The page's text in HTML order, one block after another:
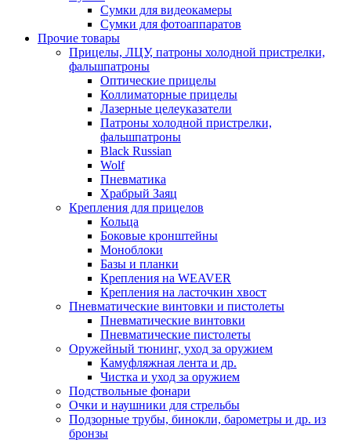
Сумки для видеокамеры
Сумки для фотоаппаратов
Прочие товары
Прицелы, ЛЦУ, патроны холодной пристрелки,
фальшпатроны
Оптические прицелы
Коллиматорные прицелы
Лазерные целеуказатели
Патроны холодной пристрелки,
фальшпатроны
Black Russian
Wolf
Пневматика
Храбрый Заяц
Крепления для прицелов
Кольца
Боковые кронштейны
Моноблоки
Базы и планки
Крепления на WEAVER
Крепления на ласточкин хвост
Пневматические винтовки и пистолеты
Пневматические винтовки
Пневматические пистолеты
Оружейный тюнинг, уход за оружием
Камуфляжная лента и др.
Чистка и уход за оружием
Подствольные фонари
Очки и наушники для стрельбы
Подзорные трубы, бинокли, барометры и др. из
бронзы